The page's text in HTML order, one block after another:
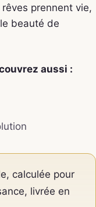
prennent vie,
beauté de
aussi :
calculée pour
livrée en